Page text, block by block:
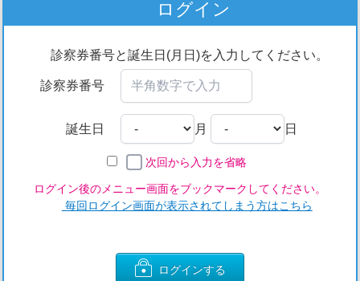
ログイン
診察券番号と誕生日(月日)を入力してください。
診察券番号
誕生日 月 日
次回から入力を省略
ログイン後のメニュー画面をブックマークしてください。
毎回ログイン画面が表示されてしまう方はこちら
ログインする